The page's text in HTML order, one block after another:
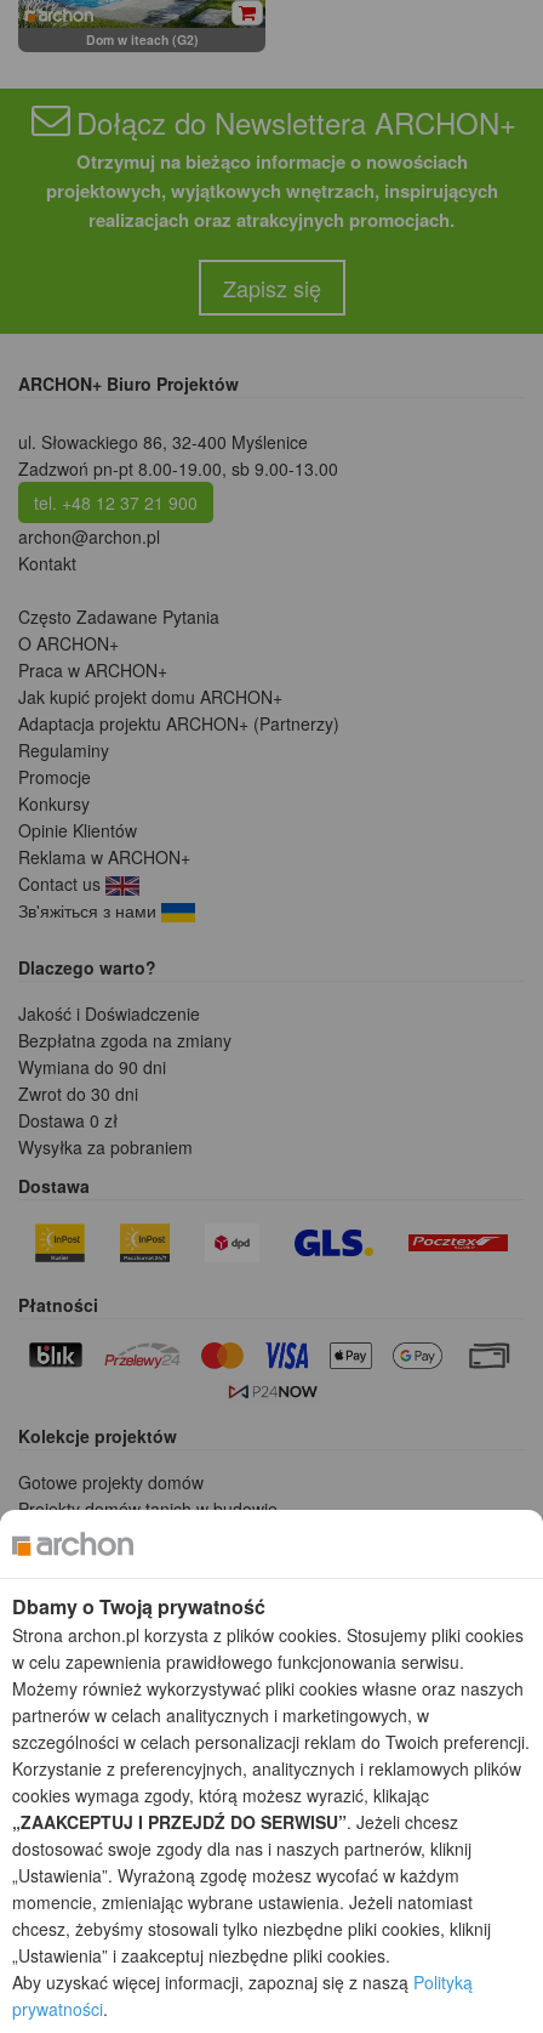
Dom w iteach (G2)
Dołącz do Newslettera ARCHON+
Otrzymuj na bieżąco informacje o nowościach
projektowych, wyjątkowych wnętrzach, inspirujących
realizacjach oraz atrakcyjnych promocjach.
Zapisz się
ARCHON+ Biuro Projektów
ul. Słowackiego 86, 32-400 Myślenice
Zadzwoń pn-pt 8.00-19.00, sb 9.00-13.00
tel. +48 12 37 21 900
archon@archon.pl
Kontakt
Często Zadawane Pytania
O ARCHON+
Praca w ARCHON+
Jak kupić projekt domu ARCHON+
Adaptacja projektu ARCHON+ (Partnerzy)
Regulaminy
Promocje
Konkursy
Opinie Klientów
Reklama w ARCHON+
Contact us
Зв'яжіться з нами
Dlaczego warto?
Jakość i Doświadczenie
Bezpłatna zgoda na zmiany
Wymiana do 90 dni
Zwrot do 30 dni
Dostawa 0 zł
Wysyłka za pobraniem
Dostawa
Płatności
Kolekcje projektów
Gotowe projekty domów
Projekty domów tanich w budowie
Projekty domów szeregowych
Projekty małych domów (do 150 m2)
Projekty domów bliźniaczych
Projekty domów nowoczesnych
Projekty domów parterowych
2026 © ARCHON+ Biuro Projektów - Tradycyjne i nowoczesne gotowe
projekty domów - autorska pracownia architektoniczna założona w 1990r.
przez arch. Barbarę Mendel
Z uwagi na ciągłe doskonalenie procesu powstawania projektów (zgodnie z
normą ISO 9001), prezentowane na stronie projekty domów mogą
nieznacznie różnić się od dokumentacji technicznej.
Informujemy, iż w celu optymalizacji treści dostępnych w naszym sklepie,
dostosowania ich do Państwa indywidualnych potrzeb korzystamy z
informacji zapisanych za pomocą plików cookies na urządzeniach
końcowych użytkowników. Pliki cookies użytkownik może kontrolować za
pomocą ustawień swojej przeglądarki internetowej. Dalsze korzystanie z
naszego serwisu internetowego, bez zmiany ustawień przeglądarki
internetowej oznacza, iż użytkownik akceptuje stosowanie plików cookies.
Dbamy o Twoją prywatność
Strona archon.pl korzysta z plików cookies. Stosujemy pliki cookies
w celu zapewnienia prawidłowego funkcjonowania serwisu.
Możemy również wykorzystywać pliki cookies własne oraz naszych
partnerów w celach analitycznych i marketingowych, w
szczególności w celach personalizacji reklam do Twoich preferencji.
Korzystanie z preferencyjnych, analitycznych i reklamowych plików
cookies wymaga zgody, którą możesz wyrazić, klikając
„ZAAKCEPTUJ I PRZEJDŹ DO SERWISU”. Jeżeli chcesz
dostosować swoje zgody dla nas i naszych partnerów, kliknij
„Ustawienia”. Wyrażoną zgodę możesz wycofać w każdym
momencie, zmieniając wybrane ustawienia. Jeżeli natomiast
chcesz, żebyśmy stosowali tylko niezbędne pliki cookies, kliknij
„Ustawienia” i zaakceptuj niezbędne pliki cookies.
Aby uzyskać więcej informacji, zapoznaj się z naszą Polityką
prywatności.